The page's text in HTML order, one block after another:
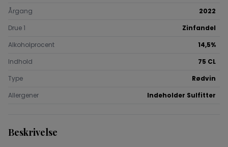
Årgang
2022
Drue 1
Zinfandel
Alkoholprocent
14,5%
Indhold
75 CL
Type
Rødvin
Allergener
Indeholder Sulfitter
Beskrivelse